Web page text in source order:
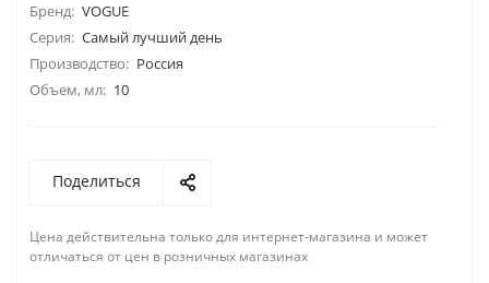
Бренд: VOGUE
Серия: Самый лучший день
Производство: Россия
Объем, мл: 10
Поделиться
Цена действительна только для интернет-магазина и может
отличаться от цен в розничных магазинах